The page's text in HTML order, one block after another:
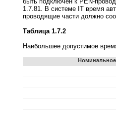
1.7.81. В системе IT время
проводящие части должно
Таблица 1.7.2
Наибольшее допустимое